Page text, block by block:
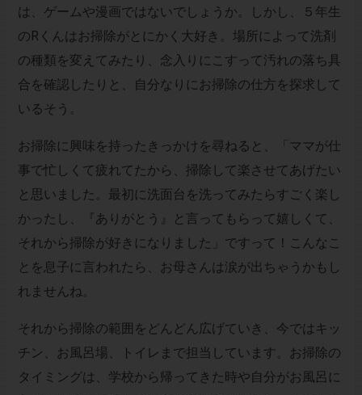
は、ゲームや漫画ではないでしょうか。しかし、５年生
のRくんはお掃除がとにかく大好き。場所によって洗剤
の種類を変えてみたり、念入りにこすって汚れの落ち具
合を確認したりと、自分なりにお掃除の仕方を探求して
いるそう。
お掃除に興味を持ったきっかけを尋ねると、「ママが仕
事で忙しくて疲れてたから、掃除して楽させてあげたい
と思いました。最初に洗面台を洗ってみたらすごく楽し
かったし、『ありがとう』と言ってもらって嬉しくて、
それから掃除が好きになりました」ですって！こんなこ
とを息子に言われたら、お母さんは涙が出ちゃうかもし
れませんね。
それから掃除の範囲をどんどん広げていき、今ではキッ
チン、お風呂場、トイレまで担当しています。お掃除の
タイミングは、学校から帰ってきた時や自分がお風呂に